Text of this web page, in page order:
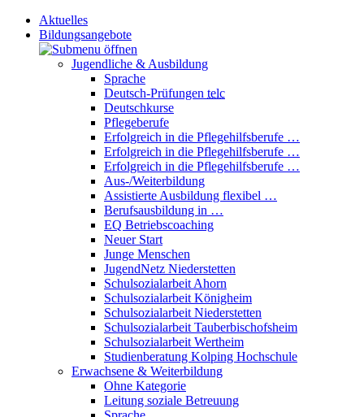
Aktuelles
Bildungsangebote
Jugendliche & Ausbildung
Sprache
Deutsch-Prüfungen telc
Deutschkurse
Pflegeberufe
Erfolgreich in die Pflegehilfsberufe …
Erfolgreich in die Pflegehilfsberufe …
Erfolgreich in die Pflegehilfsberufe …
Aus-/Weiterbildung
Assistierte Ausbildung flexibel …
Berufsausbildung in …
EQ Betriebscoaching
Neuer Start
Junge Menschen
JugendNetz Niederstetten
Schulsozialarbeit Ahorn
Schulsozialarbeit Königheim
Schulsozialarbeit Niederstetten
Schulsozialarbeit Tauberbischofsheim
Schulsozialarbeit Wertheim
Studienberatung Kolping Hochschule
Erwachsene & Weiterbildung
Ohne Kategorie
Leitung soziale Betreuung